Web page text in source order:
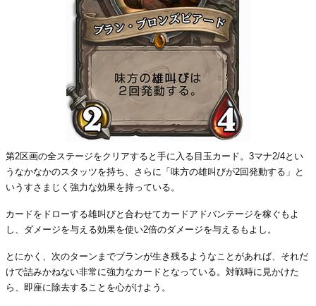
第2区画の全ステージをクリアすると手に入る目玉カード。3マナ2/4とい
うなかなかのスタッツを持ち、さらに「味方の雄叫びが2回発動する」と
いうすさまじく強力な効果を持っている。
カードをドローする雄叫びと合わせてカードアドバンテージを稼ぐもよ
し、ダメージを与える効果を使い2倍のダメージを与えるもよし。
とにかく、次のターンまでブランが生き残るようなことがあれば、それだ
けで詰みかねない非常に強力なカードとなっている。対戦時に見かけた
ら、即座に除去することを心がけよう。